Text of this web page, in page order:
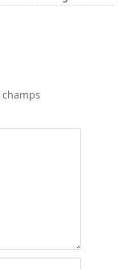
champs